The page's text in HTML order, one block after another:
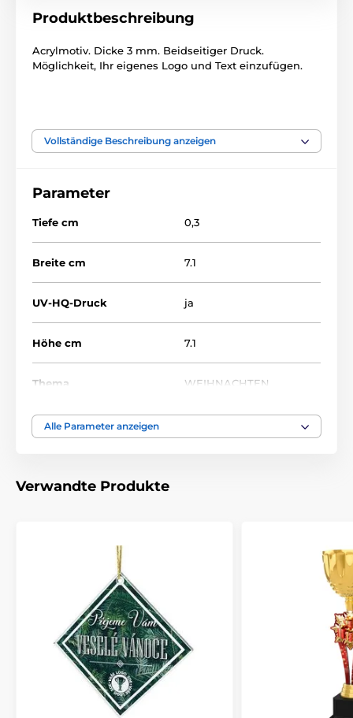
Produktbeschreibung
Acrylmotiv. Dicke 3 mm. Beidseitiger Druck.
Möglichkeit, Ihr eigenes Logo und Text einzufügen.
Weihnachten Weihnachtsdekoration
Vollständige Beschreibung anzeigen
Parameter
Tiefe cm 0,3
Breite cm 7.1
UV-HQ-Druck ja
Höhe cm 7.1
Thema WEIHNACHTEN
Material
Alle Parameter anzeigen
Verwandte Produkte